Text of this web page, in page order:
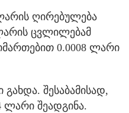
ღირებულება
ცვლილებამ
0.0008 ლარი
შესაბამისად,
ლარი შეადგინა.